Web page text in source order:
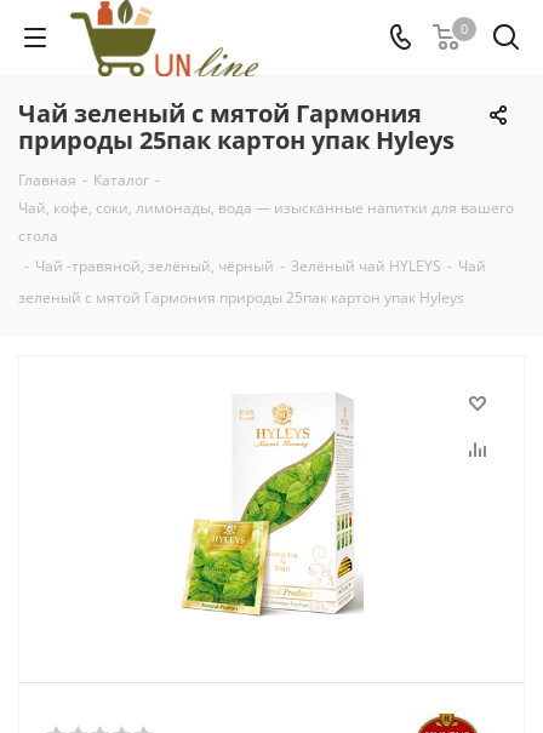
0
Чай зеленый с мятой Гармония
природы 25пак картон упак Hyleys
Главная - Каталог -
Чай, кофе, соки, лимонады, вода — изысканные напитки для вашего
стола
- Чай -травяной, зелёный, чёрный - Зелёный чай HYLEYS - Чай
зеленый с мятой Гармония природы 25пак картон упак Hyleys